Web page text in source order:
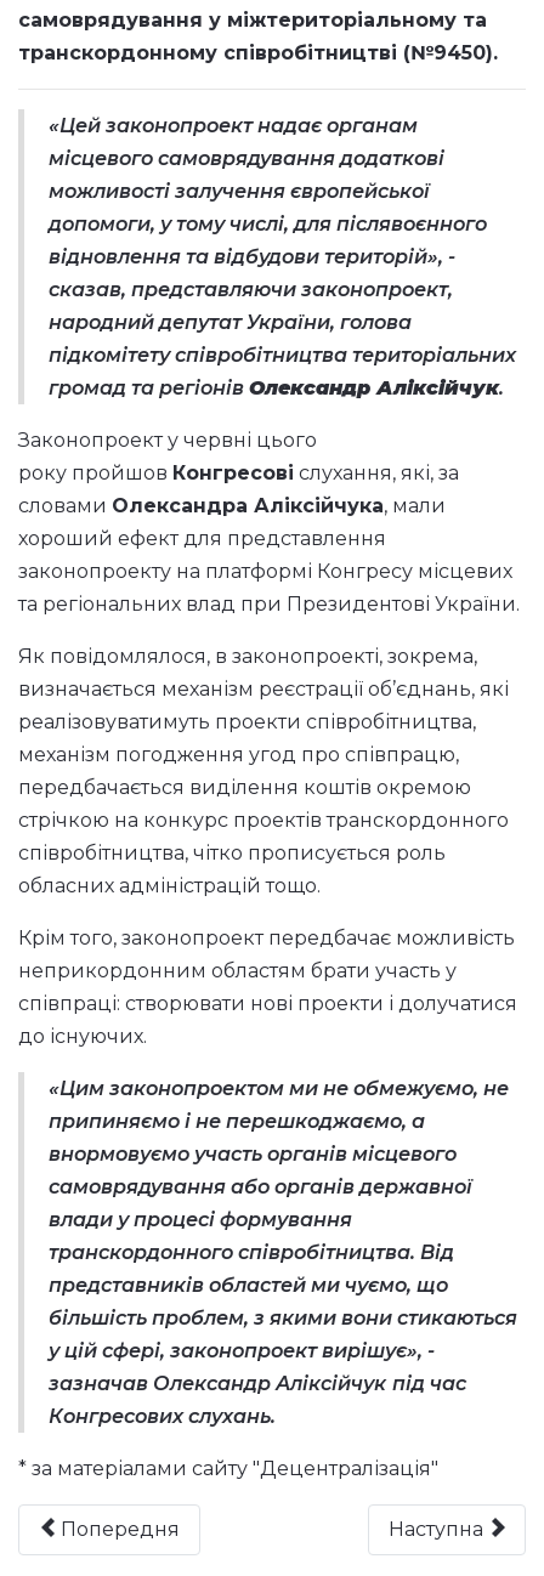
самоврядування у міжтериторіальному та
транскордонному співробітництві (№9450).
«Цей законопроект надає органам
місцевого самоврядування додаткові
можливості залучення європейської
допомоги, у тому числі, для післявоєнного
відновлення та відбудови територій», -
сказав, представляючи законопроект,
народний депутат України, голова
підкомітету співробітництва територіальних
громад та регіонів ОлександрАліксійчук.
Законопроект у червні цього
року пройшов Конгресові слухання, які, за
словами Олександра Аліксійчука, мали
хороший ефект для представлення
законопроекту на платформі Конгресу місцевих
та регіональних влад при Президентові України.
Як повідомлялося, в законопроекті, зокрема,
визначається механізм реєстрації об’єднань, які
реалізовуватимуть проекти співробітництва,
механізм погодження угод про співпрацю,
передбачається виділення коштів окремою
стрічкою на конкурс проектів транскордонного
співробітництва, чітко прописується роль
обласних адміністрацій тощо.
Крім того, законопроект передбачає можливість
неприкордонним областям брати участь у
співпраці: створювати нові проекти і долучатися
до існуючих.
«Цим законопроектом ми не обмежуємо, не
припиняємо і не перешкоджаємо, а
внормовуємо участь органів місцевого
самоврядування або органів державної
влади у процесі формування
транскордонного співробітництва. Від
представників областей ми чуємо, що
більшість проблем, з якими вони стикаються
у цій сфері, законопроект вирішує», -
зазначав Олександр Аліксійчук під час
Конгресових слухань.
* за матеріалами сайту "Децентралізація"
Попередня Наступна